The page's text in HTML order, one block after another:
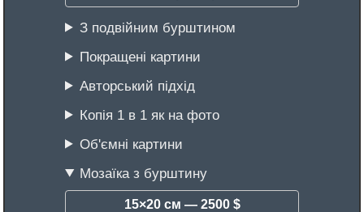
З подвійним бурштином
Покращені картини
Авторський підхід
Копія 1 в 1 як на фото
Об'ємні картини
Мозаїка з бурштину
15×20 см — 2500 $